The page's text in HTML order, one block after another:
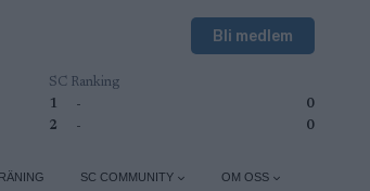
Bli medlem
SC Ranking
1
-
0
2
- 0
SC COMMUNITY OM OSS